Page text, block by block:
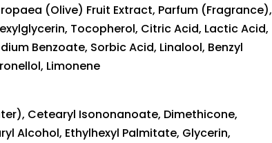
(Olive) Fruit Extract, Parfum (Fragrance),
Tocopherol, Citric Acid, Lactic Acid,
Benzoate, Sorbic Acid, Linalool, Benzyl
Limonene
Cetearyl Isononanoate, Dimethicone,
Alcohol, Ethylhexyl Palmitate, Glycerin,